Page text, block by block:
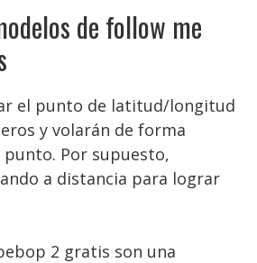
de follow me
el punto de latitud/longitud
y volarán de forma
Por supuesto,
a distancia para lograr
2 gratis son una